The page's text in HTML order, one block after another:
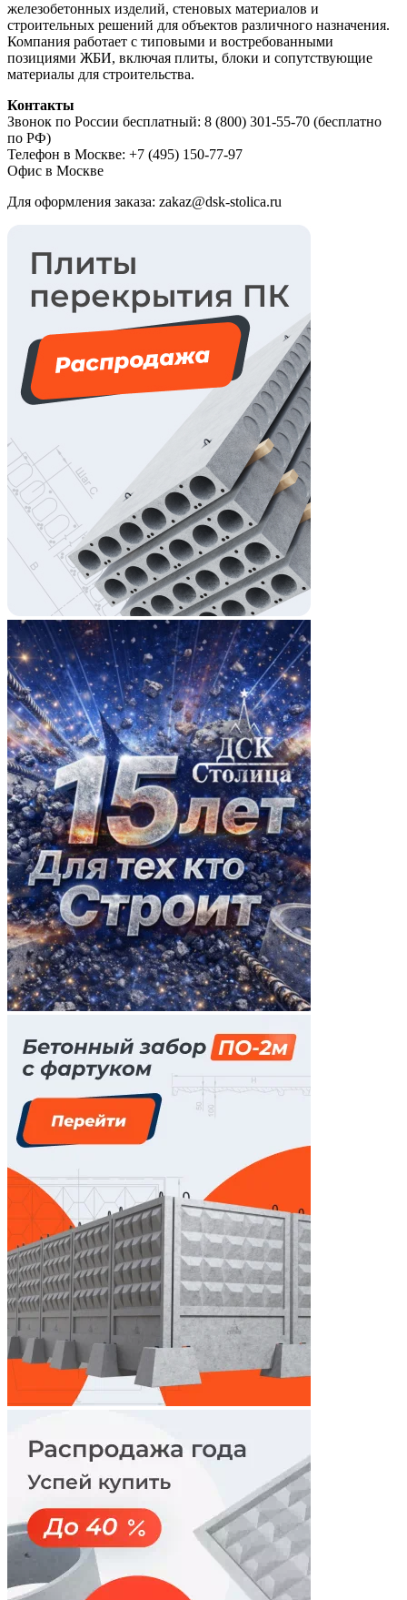
железобетонных изделий, стеновых материалов и
строительных решений для объектов различного назначения.
Компания работает с типовыми и востребованными
позициями ЖБИ, включая плиты, блоки и сопутствующие
материалы для строительства.
Контакты
Звонок по России бесплатный: 8 (800) 301-55-70 (бесплатно
по РФ)
Телефон в Москве: +7 (495) 150-77-97
Офис в Москве
Для оформления заказа: zakaz@dsk-stolica.ru